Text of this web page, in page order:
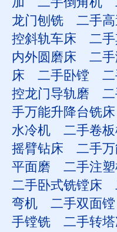
龙门刨铣
二手
控斜轨车床
二
内外圆磨床
二
床
二手卧镗
控龙门导轨磨
手万能升降台铣床
水冷机
二手卷
摇臂钻床
二手
平面磨
二手注
二手卧式铣镗床
弯机
二手双面镗
手镗铣
二手转